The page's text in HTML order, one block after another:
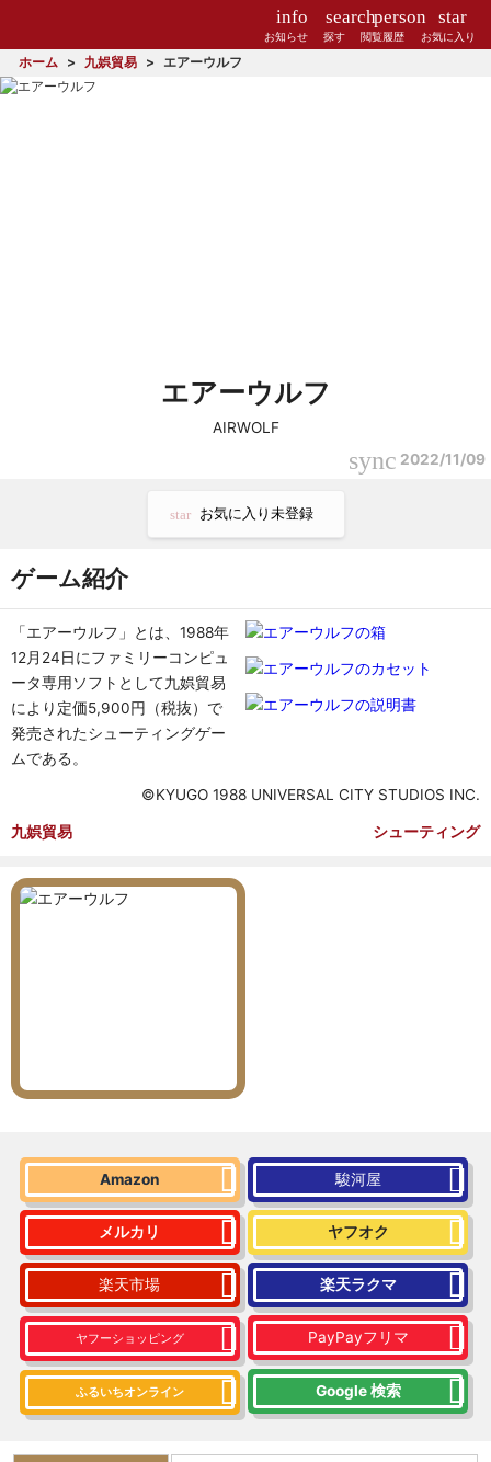
info
お知らせ
search
探す
person
閲覧履歴
star
お気に入り
ホーム 九娯貿易 エアーウルフ
エアーウルフ
AIRWOLF
sync 2022/11/09
star お気に入り未登録
ゲーム紹介
「エアーウルフ」とは、1988年
12月24日にファミリーコンピュ
ータ専用ソフトとして九娯貿易
により定価5,900円（税抜）で
発売されたシューティングゲー
ムである。
©KYUGO 1988 UNIVERSAL CITY STUDIOS INC.
九娯貿易 シューティング
Amazon 駿河屋
メルカリ ヤフオク
楽天市場 楽天ラクマ
ヤフーショッピング PayPayフリマ
ふるいちオンライン Google 検索